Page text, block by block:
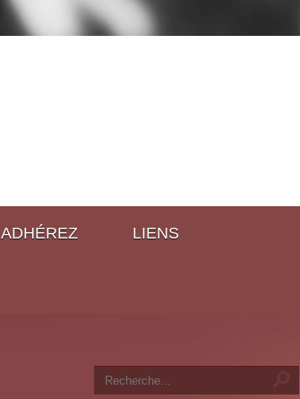
ADHÉREZ LIENS